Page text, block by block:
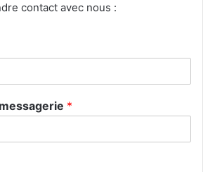
contact avec nous :
*